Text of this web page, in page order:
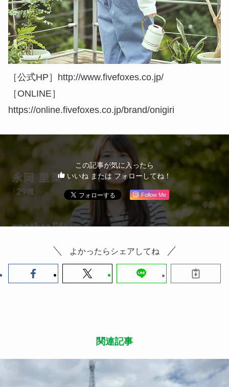
［公式HP］http://www.fivefoxes.co.jp/
［ONLINE］
https://online.fivefoxes.co.jp/brand/onigiri
この記事が気に入ったら
いいね または フォローしてね！
Follow Me
よかったらシェアしてね
関連記事